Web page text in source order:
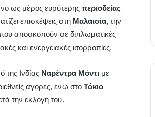
ως μέρος ευρύτερης περιοδείας
επισκέψεις στη Μαλαισία,την
αποσκοπούν σε διπλωματικές
και ενεργειακές ισορροπίες.
Ινδίας Ναρέντρα Μόντι με
αγορές, ενώ στο Τόκιο
την εκλογή του.